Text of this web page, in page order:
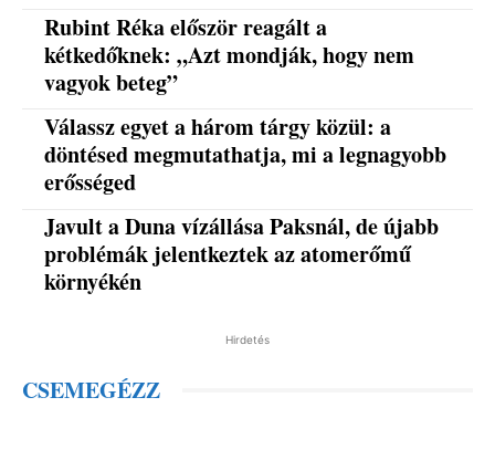
Rubint Réka először reagált a
kétkedőknek: „Azt mondják, hogy nem
vagyok beteg”
Válassz egyet a három tárgy közül: a
döntésed megmutathatja, mi a legnagyobb
erősséged
Javult a Duna vízállása Paksnál, de újabb
problémák jelentkeztek az atomerőmű
környékén
Hirdetés
CSEMEGÉZZ